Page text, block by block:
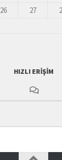
26 27
HIZLI ERIŞIM